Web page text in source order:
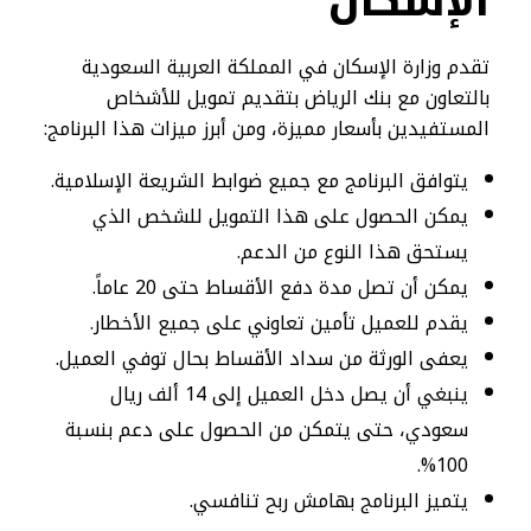
تقدم وزارة الإسكان في المملكة العربية السعودية
بالتعاون مع بنك الرياض بتقديم تمويل للأشخاص
المستفيدين بأسعار مميزة، ومن أبرز ميزات هذا البرنامج:
يتوافق البرنامج مع جميع ضوابط الشريعة الإسلامية.
يمكن الحصول على هذا التمويل للشخص الذي
يستحق هذا النوع من الدعم.
يمكن أن تصل مدة دفع الأقساط حتى 20 عاماً.
يقدم للعميل تأمين تعاوني على جميع الأخطار.
يعفى الورثة من سداد الأقساط بحال توفي العميل.
ينبغي أن يصل دخل العميل إلى 14 ألف ريال
سعودي، حتى يتمكن من الحصول على دعم بنسبة
100%.
يتميز البرنامج بهامش ربح تنافسي.